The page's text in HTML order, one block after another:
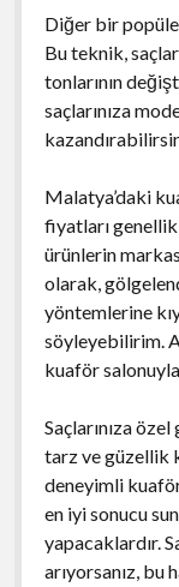
Diğer bir
Bu teknik,
tonlarının
saçlarınıza
Malatya’daki
fiyatları
ürünlerin
olarak,
yöntemlerine
söyleyebilirim.
kuaför
Saçlarınıza
tarz ve güzellik
deneyimli
en iyi sonucu
yapacaklardır.
arıyorsanız, bu